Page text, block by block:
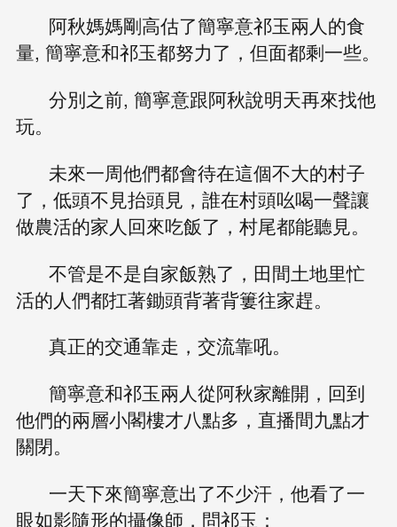
阿秋媽媽剛高估了簡寧意祁玉兩人的食
量, 簡寧意和祁玉都努力了，但面都剩一些。
分別之前, 簡寧意跟阿秋說明天再來找他
玩。
未來一周他們都會待在這個不大的村子
了，低頭不見抬頭見，誰在村頭吆喝一聲讓
做農活的家人回來吃飯了，村尾都能聽見。
不管是不是自家飯熟了，田間土地里忙
活的人們都扛著鋤頭背著背簍往家趕。
真正的交通靠走，交流靠吼。
簡寧意和祁玉兩人從阿秋家離開，回到
他們的兩層小閣樓才八點多，直播間九點才
關閉。
一天下來簡寧意出了不少汗，他看了一
眼如影隨形的攝像師，問祁玉：